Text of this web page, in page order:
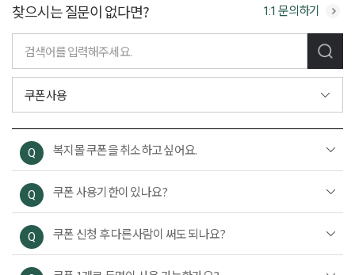
찾으시는 질문이 없다면? 1:1 문의하기
Q 복지몰 쿠폰을 취소하고 싶어요.
Q 쿠폰 사용기한이 있나요?
Q 쿠폰 신청 후 다른사람이 써도 되나요?
휴대폰 번호
제목
문의내용
첨부파일
이름
제목
문의내용